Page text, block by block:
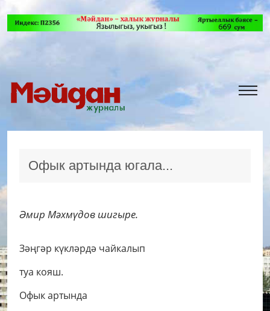
Офык артында югала...
Әмир Мәхмүдов шигыре.
Зәңгәр күкләрдә чайкалып
туа кояш.
Офык артында